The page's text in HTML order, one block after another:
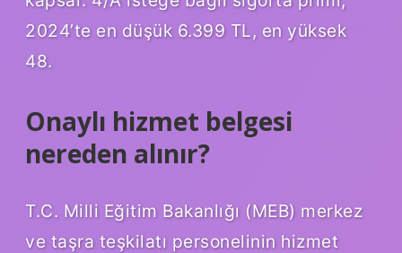
2024’te en düşük 6.399 TL, en yüksek
48.
Onaylı hizmet belgesi
nereden alınır?
T.C. Milli Eğitim Bakanlığı (MEB) merkez
ve taşra teşkilatı personelinin hizmet